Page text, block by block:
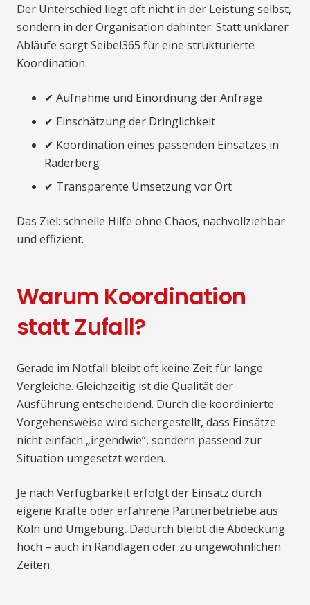
Der Unterschied liegt oft nicht in der Leistung selbst,
sondern in der Organisation dahinter. Statt unklarer
Abläufe sorgt Seibel365 für eine strukturierte
Koordination:
✔ Aufnahme und Einordnung der Anfrage
✔ Einschätzung der Dringlichkeit
✔ Koordination eines passenden Einsatzes in
Raderberg
✔ Transparente Umsetzung vor Ort
Das Ziel: schnelle Hilfe ohne Chaos, nachvollziehbar
und effizient.
Warum Koordination
statt Zufall?
Gerade im Notfall bleibt oft keine Zeit für lange
Vergleiche. Gleichzeitig ist die Qualität der
Ausführung entscheidend. Durch die koordinierte
Vorgehensweise wird sichergestellt, dass Einsätze
nicht einfach „irgendwie“, sondern passend zur
Situation umgesetzt werden.
Je nach Verfügbarkeit erfolgt der Einsatz durch
eigene Kräfte oder erfahrene Partnerbetriebe aus
Köln und Umgebung. Dadurch bleibt die Abdeckung
hoch – auch in Randlagen oder zu ungewöhnlichen
Zeiten.